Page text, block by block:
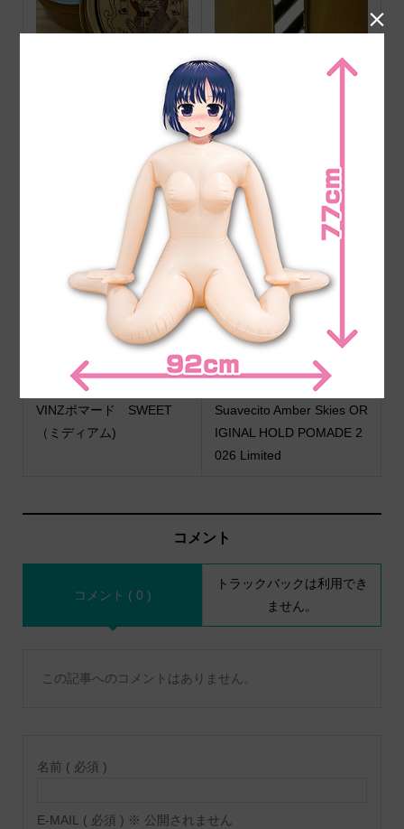
barberz 八玉ポマード ハ
ピンバッチ サインポール
白黒
VINZポマード HOT（ス
ーパーホールド)
Suavecito Pomade ORIGI
VINZポマード SWEET
（ミディアム)
Suavecito Amber Skies OR
IGINAL HOLD POMADE 2
026 Limited
コメント
コメント ( 0 )
トラックバックは利用でき
ません。
この記事へのコメントはありません。
名前 ( 必須 )
E-MAIL ( 必須 ) ※ 公開されません
